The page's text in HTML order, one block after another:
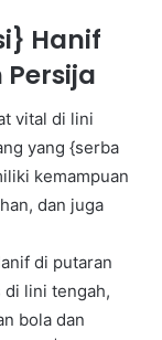
Hanif
vital di lini
yang {serba
kemampuan
dan juga
di putaran
di lini tengah,
bola dan